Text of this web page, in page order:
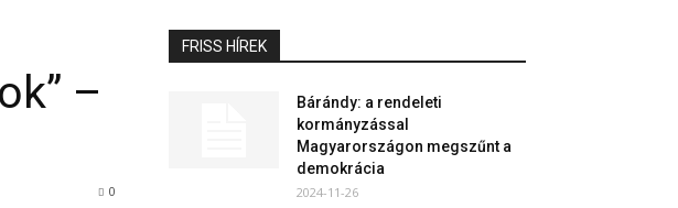
–
0
FRISS HÍREK
Bárándy: a rendeleti
kormányzással
Magyarországon megszűnt a
demokrácia
2024-11-26